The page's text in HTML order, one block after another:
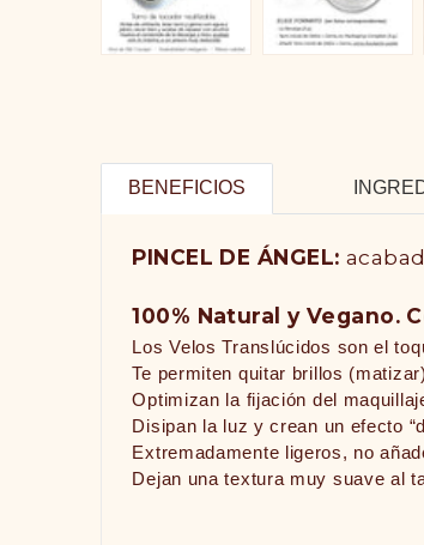
BENEFICIOS
PINCEL DE ÁNGEL:
100% Natural y Vegano.
Los Velos Translúcidos son el
Te permiten quitar brillos
Optimizan la fijación del
Disipan la luz y crean un efecto
Extremadamente ligeros, no
Dejan una textura muy suave al